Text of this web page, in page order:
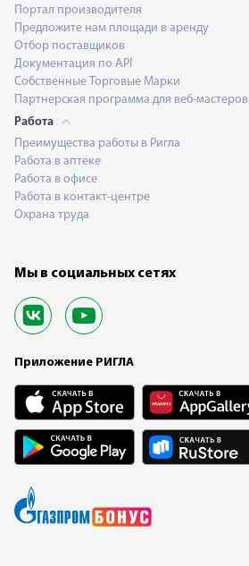
Портал производителя
Предложите нам площади в аренду
Отбор поставщиков
Документация по API
Собственные Торговые Марки
Партнерская программа для веб-мастеров
Работа
Преимущества работы в Ригла
Работа в аптеке
Работа в офисе
Работа в контакт-центре
Охрана труда
Мы в социальных сетях
Приложение РИГЛА